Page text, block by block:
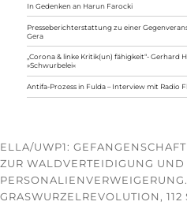
In Gedenken an Harun Farocki
Presseberichterstattung zu einer
Gera
„Corona & linke Kritik(un) fähigkeit“- Gerhard
»Schwurbelei«
Antifa-Prozess in Fulda – Interview mit Radio
ELLA/UWP1:
ZUR WALDVERTEIDIGUNG UND
GRASWURZELREVOLUTION, 112